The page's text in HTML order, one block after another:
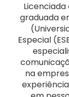
graduada
Especial
na